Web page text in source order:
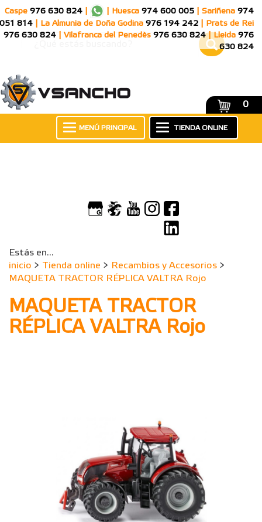
Caspe 976 630 824 Huesca 974 600 005 Sariñena 974
051 814
La Almunia de Doña Godina 976 194 242
Prats de Rei
976 630 824
Vilafranca del Penedès 976 630 824 Lleida 976
630 824
0
TIENDA ONLINE
MENÚ PRINCIPAL
Estás en...
inicio > Tienda online > Recambios y Accesorios >
MAQUETA TRACTOR RÉPLICA VALTRA Rojo
MAQUETA TRACTOR
RÉPLICA VALTRA Rojo